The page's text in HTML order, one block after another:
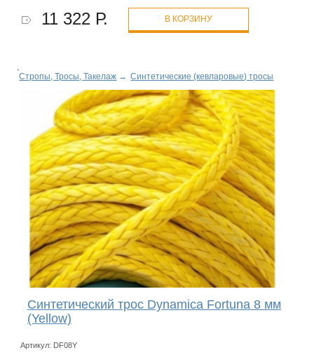
11 322 Р. В КОРЗИНУ
Стропы, Тросы, Такелаж → Синтетические (кевларовые) тросы
Синтетический трос Dynamica Fortuna 8 мм
(Yellow)
Артикул: DF08Y